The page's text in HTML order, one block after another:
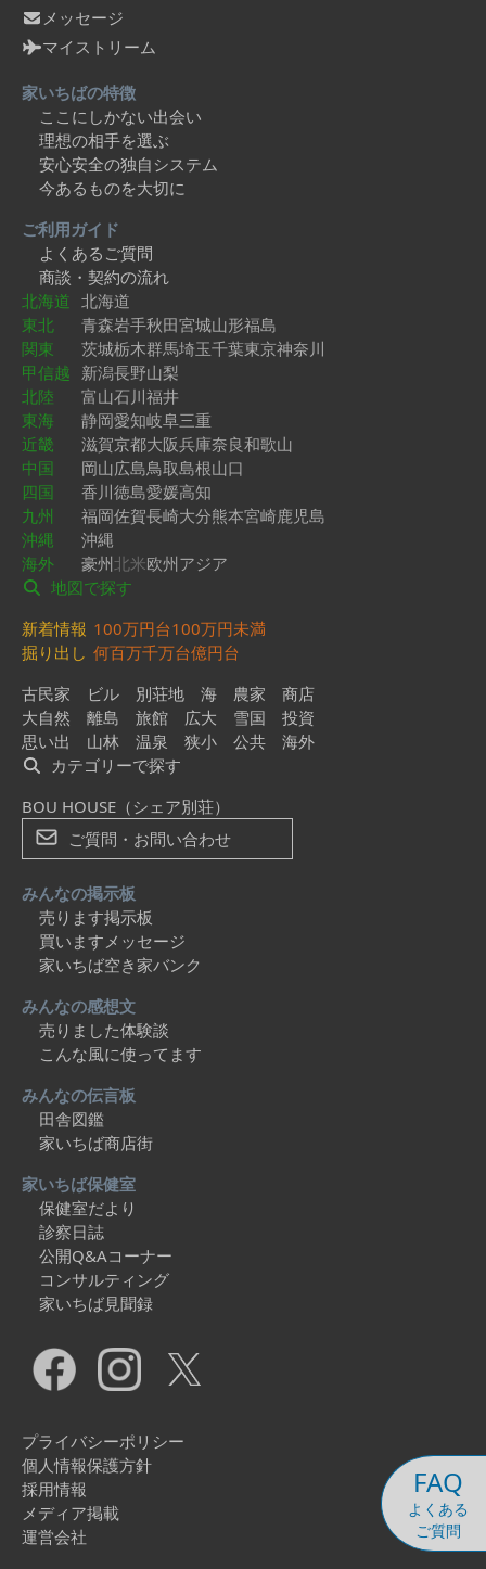
FAQ
よくある
ご質問
メッセージ
マイストリーム
家いちばの特徴
ここにしかない出会い
理想の相手を選ぶ
安心安全の独自システム
今あるものを大切に
ご利用ガイド
よくあるご質問
商談・契約の流れ
北海道 北海道
東北
青森岩手秋田宮城山形福島
関東
茨城栃木群馬埼玉千葉東京神奈川
甲信越 新潟長野山梨
北陸
富山石川福井
東海
静岡愛知岐阜三重
近畿
滋賀京都大阪兵庫奈良和歌山
中国
岡山広島鳥取島根山口
四国
香川徳島愛媛高知
九州
福岡佐賀長崎大分熊本宮崎鹿児島
沖縄
沖縄
海外
豪州北米欧州アジア
地図で探す
新着情報 100万円台100万円未満
掘り出し 何百万千万台億円台
古民家
ビル 別荘地 海 農家
商店
大自然
離島 旅館 広大 雪国
投資
思い出
山林 温泉 狭小 公共
海外
カテゴリーで探す
BOU HOUSE（シェア別荘）
ご質問・お問い合わせ
みんなの掲示板
売ります掲示板
買いますメッセージ
家いちば空き家バンク
みんなの感想文
売りました体験談
こんな風に使ってます
みんなの伝言板
田舎図鑑
家いちば商店街
家いちば保健室
保健室だより
診察日誌
公開Q&Aコーナー
コンサルティング
家いちば見聞録
プライバシーポリシー
個人情報保護方針
採用情報
メディア掲載
運営会社